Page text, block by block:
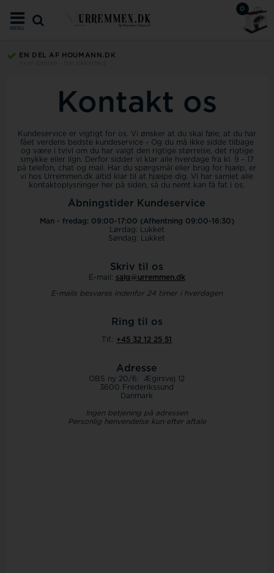
0
MENU
EN DEL AF HOUMANN.DK
Kontakt os
Kundeservice er vigtigt for os. Vi ønsker at du skal føle, at du har
fået verdens bedste kundeservice - Og du må ikke sidde tilbage
og være i tvivl om du har valgt den rigtige størrelse, det rigtige
smykke eller lign. Derfor sidder vi klar alle hverdage fra kl. 9 - 17
på telefon, chat og mail. Har du spørgsmål eller brug for hjælp, er
vi hos Urremmen.dk altid klar til at hjælpe dig. Vi har samlet alle
kontaktoplysninger her på siden, så du nemt kan få fat i os.
Åbningstider Kundeservice
Man - fredag: 09:00-17:00 (Afhentning 09:00-16:30)
Lørdag: Lukket
Søndag: Lukket
Skriv til os
E-mail: salg@urremmen.dk
E-mails besvares indenfor 24 timer i hverdagen
Ring til os
Tlf.: +45 32 12 25 51
Adresse
OBS ny 20/6: Ægirsvej 12
3600 Frederikssund
Danmark
Ingen betjening på adressen
Personlig henvendelse kun efter aftale